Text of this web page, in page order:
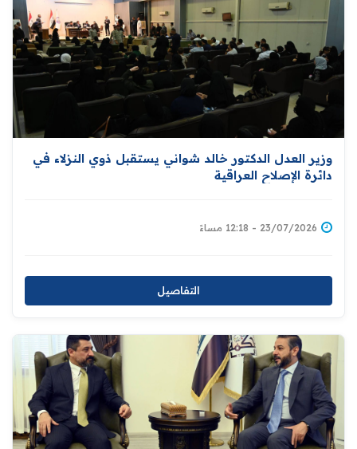
وزير العدل الدكتور خالد شواني يستقبل ذوي النزلاء في
دائرة الإصلاح العراقية
23/07/2026 - 12:18 مساءً
التفاصيل